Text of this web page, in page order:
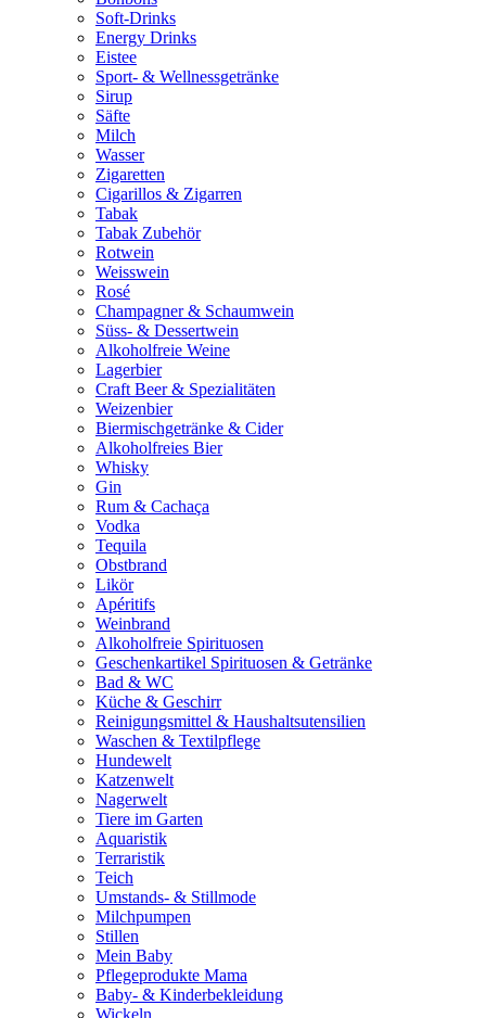
Soft-Drinks
Energy Drinks
Eistee
Sport- & Wellnessgetränke
Sirup
Säfte
Milch
Wasser
Zigaretten
Cigarillos & Zigarren
Tabak
Tabak Zubehör
Rotwein
Weisswein
Rosé
Champagner & Schaumwein
Süss- & Dessertwein
Alkoholfreie Weine
Lagerbier
Craft Beer & Spezialitäten
Weizenbier
Biermischgetränke & Cider
Alkoholfreies Bier
Whisky
Gin
Rum & Cachaça
Vodka
Tequila
Obstbrand
Likör
Apéritifs
Weinbrand
Alkoholfreie Spirituosen
Geschenkartikel Spirituosen & Getränke
Bad & WC
Küche & Geschirr
Reinigungsmittel & Haushaltsutensilien
Waschen & Textilpflege
Hundewelt
Katzenwelt
Nagerwelt
Tiere im Garten
Aquaristik
Terraristik
Teich
Umstands- & Stillmode
Milchpumpen
Stillen
Mein Baby
Pflegeprodukte Mama
Baby- & Kinderbekleidung
Wickeln